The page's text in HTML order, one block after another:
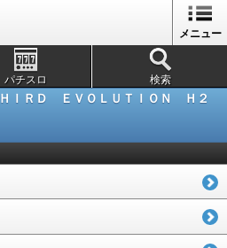
メニュー
パチスロ 検索
ＩＲＤ ＥＶＯＬＵＴＩＯＮ Ｈ２